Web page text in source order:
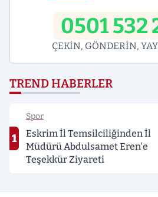
0501 532
ÇEKİN, GÖNDERİN,
TREND HABERLER
1
Spor
Eskrim İl Temsilciliğinden İl
Müdürü Abdulsamet Eren'e
Teşekkür Ziyareti